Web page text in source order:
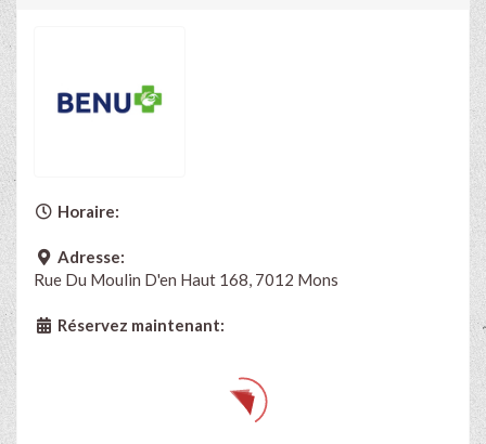
Horaire:
Adresse:
Rue Du Moulin D'en Haut 168, 7012 Mons
Réservez maintenant: